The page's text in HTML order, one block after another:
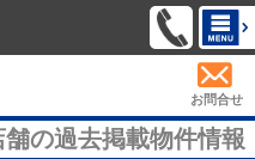
お問合せ
の過去掲載物件情報